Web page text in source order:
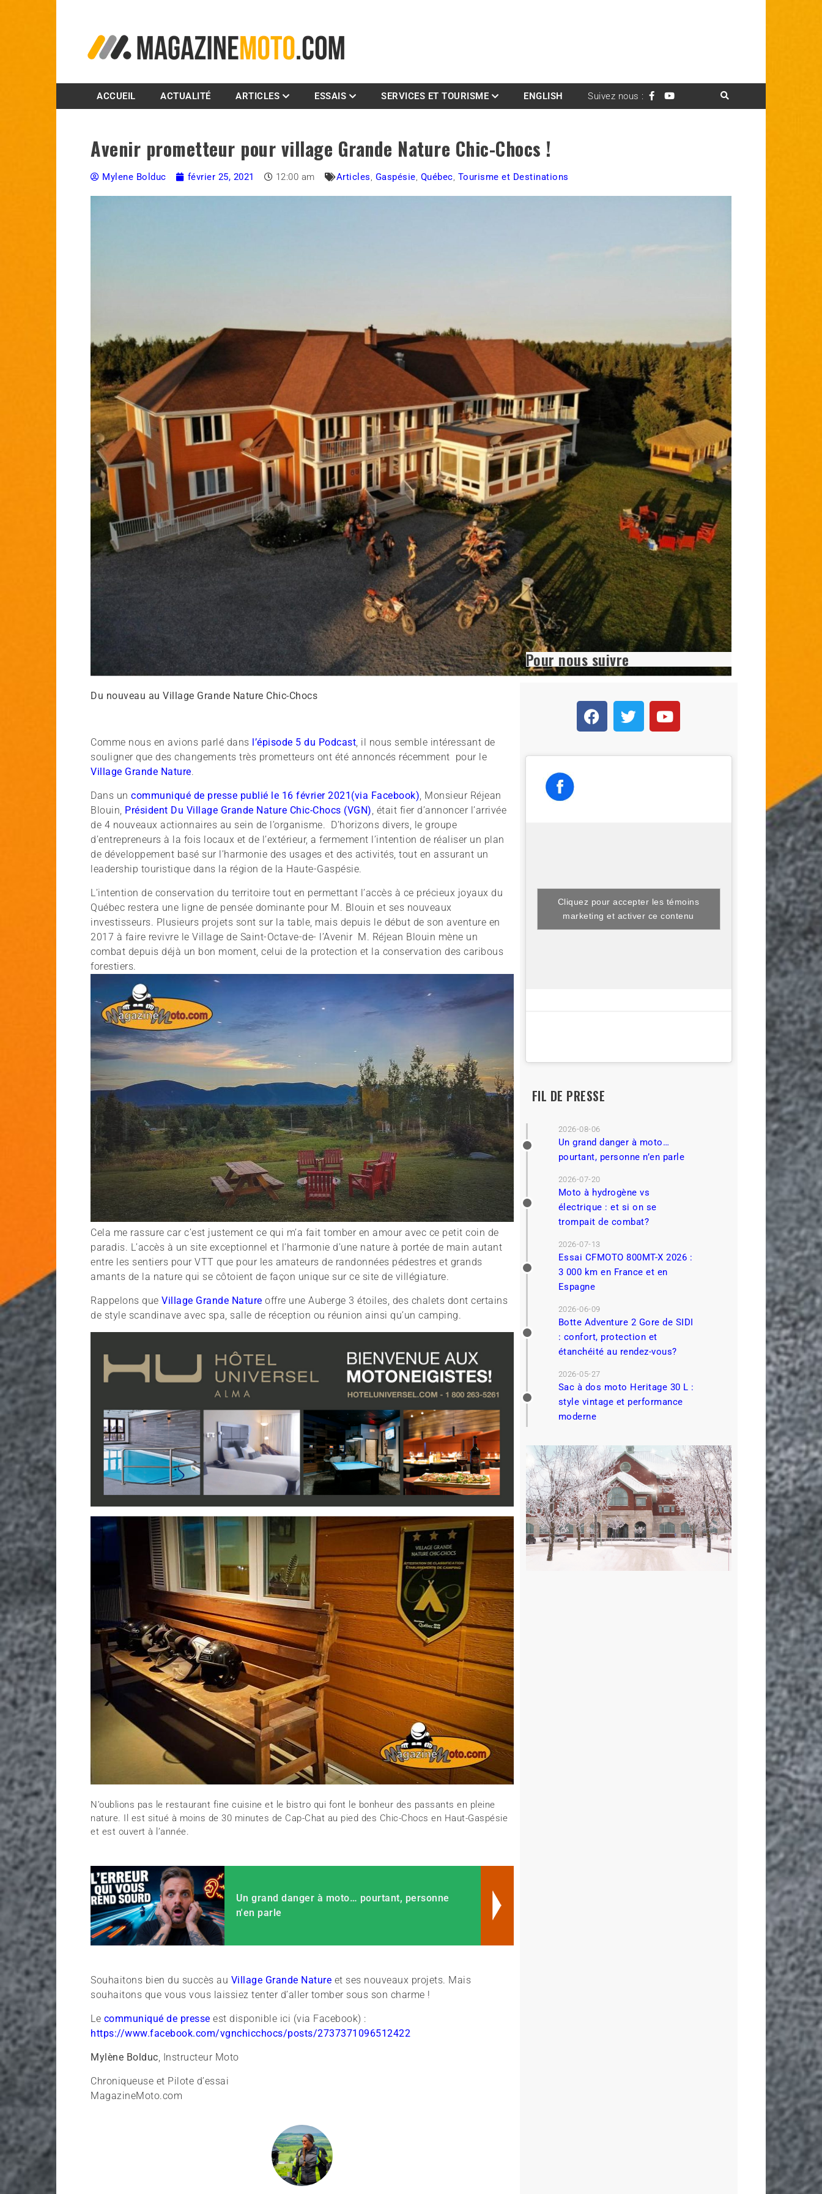
MagazineMoto.com
ACCUEIL ACTUALITÉ ARTICLES ESSAIS SERVICES ET TOURISME ENGLISH Suivez nous :
Avenir prometteur pour village Grande Nature Chic-Chocs !
Mylene Bolduc février 25, 2021 12:00 am Articles, Gaspésie, Québec, Tourisme et Destinations
Du nouveau au Village Grande Nature Chic-Chocs
Comme nous en avions parlé dans l’épisode 5 du Podcast, il nous semble intéressant de
souligner que des changements très prometteurs ont été annoncés récemment pour le
Village Grande Nature.
Dans uncommuniqué de presse publié le 16 février 2021(via Facebook), Monsieur Réjean
Blouin, Président Du Village Grande Nature Chic-Chocs (VGN), était fier d’annoncer l’arrivée
de 4 nouveaux actionnaires au sein de l’organisme. D’horizons divers, le groupe
d’entrepreneurs à la fois locaux et de l’extérieur, a fermement l’intention de réaliser un plan
de développement basé sur l’harmonie des usages et des activités, tout en assurant un
leadership touristique dans la région de la Haute-Gaspésie.
L’intention de conservation du territoire tout en permettant l’accès à ce précieux joyaux du
Québec restera une ligne de pensée dominante pour M. Blouin et ses nouveaux
investisseurs. Plusieurs projets sont sur la table, mais depuis le début de son aventure en
2017 à faire revivre le Village de Saint-Octave-de- l’Avenir M. Réjean Blouin mène un
combat depuis déjà un bon moment, celui de la protection et la conservation des caribous
forestiers.
Cela me rassure car c’est justement ce qui m’a fait tomber en amour avec ce petit coin de
paradis. L’accès à un site exceptionnel et l’harmonie d’une nature à portée de main autant
entre les sentiers pour VTT que pour les amateurs de randonnées pédestres et grands
amants de la nature qui se côtoient de façon unique sur ce site de villégiature.
Rappelons queVillage Grande Nature offre une Auberge 3 étoiles, des chalets dont certains
de style scandinave avec spa, salle de réception ou réunion ainsi qu’un camping.
N’oublions pas le restaurant fine cuisine et le bistro qui font le bonheur des passants en pleine
nature. Il est situé à moins de 30 minutes de Cap-Chat au pied des Chic-Chocs en Haut-Gaspésie
et est ouvert à l’année.
Un grand danger à moto… pourtant, personne
n'en parle
Souhaitons bien du succès au Village Grande Nature et ses nouveaux projets. Mais
souhaitons que vous vous laissiez tenter d’aller tomber sous son charme !
Le communiqué de presseest disponible ici (via Facebook) :
https://www.facebook.com/vgnchicchocs/posts/2737371096512422
Mylène Bolduc, Instructeur Moto
Chroniqueuse et Pilote d’essai
MagazineMoto.com
Pour nous suivre
Cliquez pour accepter les témoins
marketing et activer ce contenu
FIL DE PRESSE
2026-08-06
Un grand danger à moto…
pourtant, personne n’en parle
2026-07-20
Moto à hydrogène vs
électrique : et si on se
trompait de combat?
2026-07-13
Essai CFMOTO 800MT-X 2026 :
3 000 km en France et en
Espagne
2026-06-09
Botte Adventure 2 Gore de SIDI
: confort, protection et
étanchéité au rendez-vous?
2026-05-27
Sac à dos moto Heritage 30 L :
style vintage et performance
moderne